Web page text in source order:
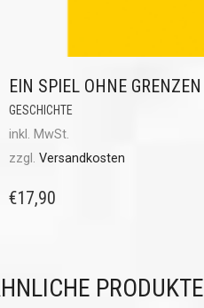
EIN SPIEL OHNE GRENZEN
GESCHICHTE
inkl. MwSt.
zzgl. Versandkosten
€17,90
PRODUKTE